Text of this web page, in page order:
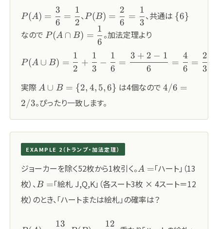
P(A)=\dfrac{3}
{6}=\dfrac{1}
{2}
P(A) =
6
3
=
2
1
、P(B)=\dfrac{2}
{6}=\dfrac{1}
{3}
P(B) =
6
2
=
3
1
、共通は \
{6\}
{6}
なので P(A\cap
B)=\dfrac{1}
P(A ∩ B) =
6
1
。加法定理より
P(A\cup B) =
P(A ∪ B) =
2
1
+
3
1
−
6
1
=
6
3 + 2 − 1
=
6
4
=
3
2
実際 A\cup
{2,4,5,6\}
A ∪ B = {2, 4, 5,6} は4個なので 4/6=2/3
4/6 =
2/3。ぴったり一致します。
EXAMPLE 2（トランプ・加法定理）
ジョーカーを除く52枚から1枚引く。 A=
A =「ハート」（13
枚）、 B=
B =「絵札 J,Q,K」（各スート3枚 × 4スート＝12
枚）のとき、「ハートまたは絵札」の確率は？
P(A)=\dfrac{13}
13 P(B)=\dfrac{12}
12